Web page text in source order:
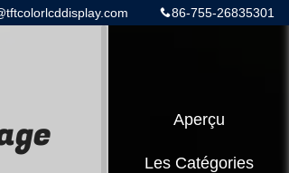
86-755-26835301
Aperçu
Les Catégories